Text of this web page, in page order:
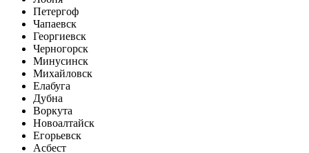
Петергоф
Чапаевск
Георгиевск
Черногорск
Минусинск
Михайловск
Елабуга
Дубна
Воркута
Новоалтайск
Егорьевск
Асбест